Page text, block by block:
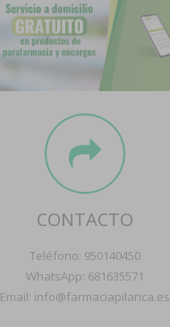
CONTACTO
Teléfono: 950140450
WhatsApp: 681635571
Email: info@farmaciapilarica.es